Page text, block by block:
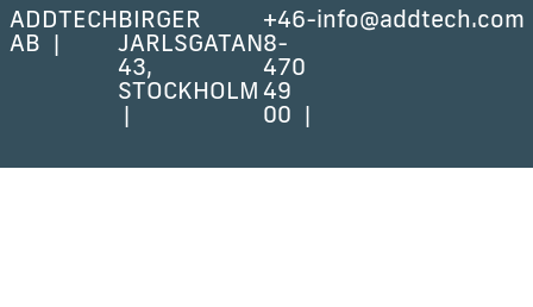
ADDTECH
AB
BIRGER
JARLSGATAN
43,
STOCKHOLM
+46-
8-
470
49
00
info@addtech.com